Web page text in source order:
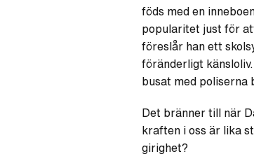
föds med en
popularitet just för
föreslår han ett
föränderligt
busat med poliserna
Det bränner till när
kraften i oss är lika
girighet?